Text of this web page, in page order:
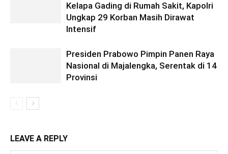
Kelapa Gading di Rumah Sakit, Kapolri
Ungkap 29 Korban Masih Dirawat
Intensif
Presiden Prabowo Pimpin Panen Raya
Nasional di Majalengka, Serentak di 14
Provinsi
LEAVE A REPLY